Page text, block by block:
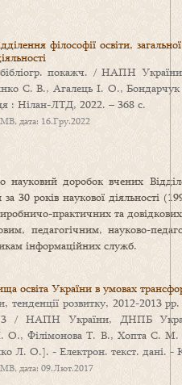
філософії освіти,
покажч. / НАПН
С. В., Агалець І. О.,
: Нілан-ЛТД, 2022. – 368 с.
дата: 16.Гру.2022
доробок вчених
30 років наукової діяльності
практичних та
педагогічним, науково-
інформаційних служб.
освіта України в умовах
тенденції розвитку, 2012-2013
/ НАПН України, ДНПБ
Філімонова Т. В., Хопта С. М.
Л. О.]. - Електрон. текст. дані. -
дата: 09.Лют.2017